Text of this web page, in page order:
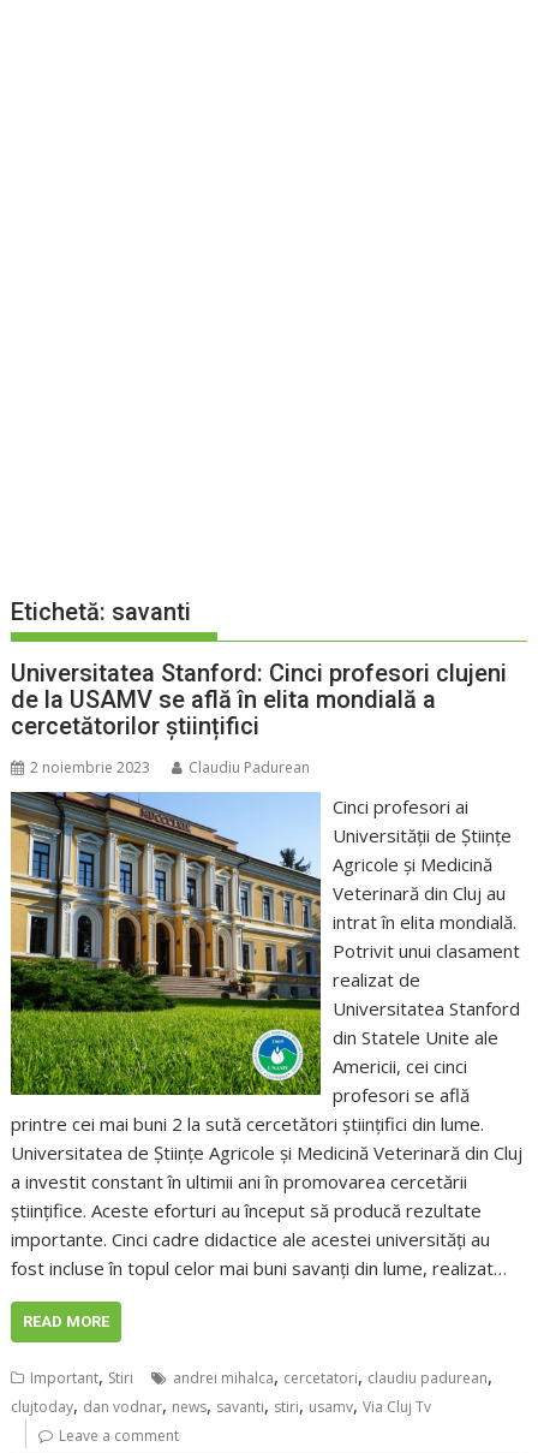
Etichetă: savanti
Universitatea Stanford: Cinci profesori clujeni
de la USAMV se află în elita mondială a
cercetătorilor științifici
2 noiembrie 2023 Claudiu Padurean
Cinci profesori ai
Universității de Științe
Agricole și Medicină
Veterinară din Cluj au
intrat în elita mondială.
Potrivit unui clasament
realizat de
Universitatea Stanford
din Statele Unite ale
Americii, cei cinci
profesori se află
printre cei mai buni 2 la sută cercetători științifici din lume.
Universitatea de Științe Agricole și Medicină Veterinară din Cluj
a investit constant în ultimii ani în promovarea cercetării
științifice. Aceste eforturi au început să producă rezultate
importante. Cinci cadre didactice ale acestei universități au
fost incluse în topul celor mai buni savanți din lume, realizat…
READ MORE
Important, Stiri andrei mihalca, cercetatori, claudiu padurean,
clujtoday, dan vodnar, news, savanti, stiri, usamv,Via Cluj Tv
Leave a comment